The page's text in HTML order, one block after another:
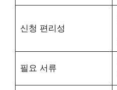
신청 편리성
필요 서류